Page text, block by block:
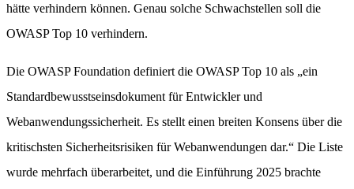
hätte verhindern können. Genau solche Schwachstellen soll die
OWASP Top 10 verhindern.
Die OWASP Foundation definiert die OWASP Top 10 als „ein
Standardbewusstseinsdokument für Entwickler und
Webanwendungssicherheit. Es stellt einen breiten Konsens über die
kritischsten Sicherheitsrisiken für Webanwendungen dar.“ Die Liste
wurde mehrfach überarbeitet, und die Einführung 2025 brachte